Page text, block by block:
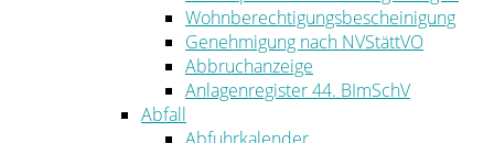
Wohnberechtigungsbescheinigung
Genehmigung nach NVStättVO
Abbruchanzeige
Anlagenregister 44. BImSchV
Abfall